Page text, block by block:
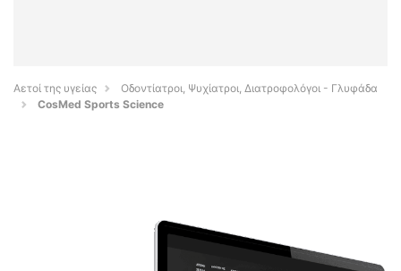
Αετοί της υγείας
Οδοντίατροι, Ψυχίατροι, Διατροφολόγοι - Γλυφάδα
CosMed Sports Science